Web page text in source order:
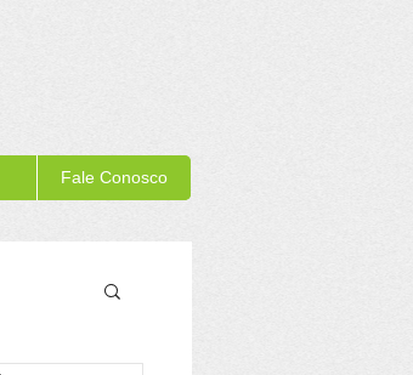
Fale Conosco